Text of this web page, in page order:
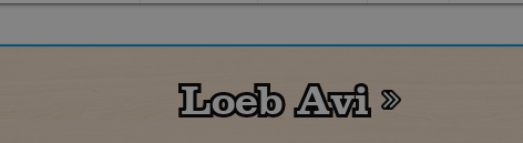
Loeb Avi
Loeb Avi